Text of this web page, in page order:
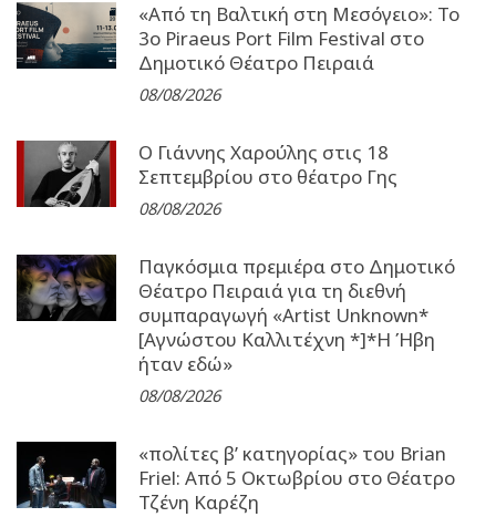
«Από τη Βαλτική στη Μεσόγειο»: Το
3o Piraeus Port Film Festival στο
Δημοτικό Θέατρο Πειραιά
08/08/2026
Ο Γιάννης Χαρούλης στις 18
Σεπτεμβρίου στο θέατρο Γης
08/08/2026
Παγκόσμια πρεμιέρα στο Δημοτικό
Θέατρο Πειραιά για τη διεθνή
συμπαραγωγή «Artist Unknown*
[Αγνώστου Καλλιτέχνη *]*Η Ήβη
ήταν εδώ»
08/08/2026
«πολίτες β’ κατηγορίας» του Brian
Friel: Από 5 Οκτωβρίου στο Θέατρο
Τζένη Καρέζη